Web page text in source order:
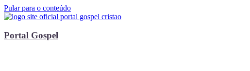
Pular para o conteúdo
Portal Gospel